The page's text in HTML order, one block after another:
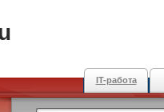
IT-работа